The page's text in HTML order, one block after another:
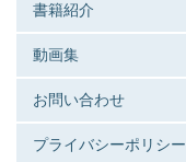
書籍紹介
動画集
お問い合わせ
プライバシーポリシー